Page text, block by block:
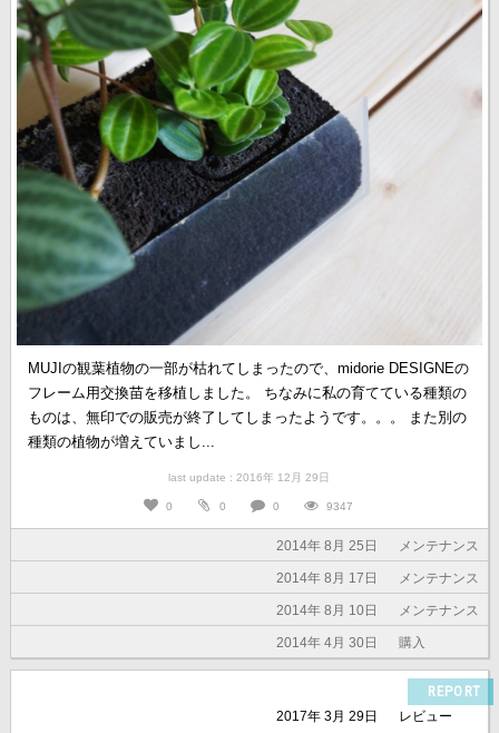
MUJIの観葉植物の一部が枯れてしまったので、midorie DESIGNEの
フレーム用交換苗を移植しました。 ちなみに私の育てている種類の
ものは、無印での販売が終了してしまったようです。。。 また別の
種類の植物が増えていまし...
last update : 2016年 12月 29日
0 0 0 9347
2014年 8月 25日 メンテナンス
2014年 8月 17日 メンテナンス
2014年 8月 10日 メンテナンス
2014年 4月 30日 購入
REPORT
2017年 3月 29日
レビュー